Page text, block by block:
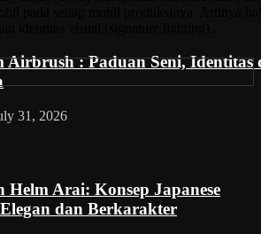
Airbrush : Paduan Seni, Identitas
31, 2026
Arai: Konsep Japanese
dan Berkarakter